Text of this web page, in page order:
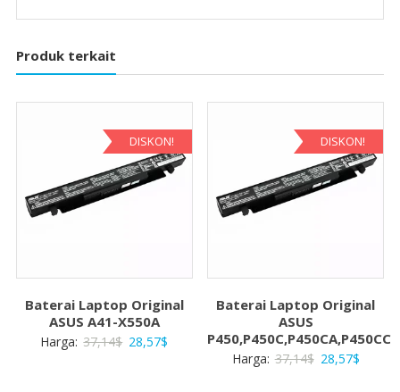
Produk terkait
DISKON!
Baterai Laptop Original
ASUS A41-X550A
Harga: 37,14$ Harga
28,57$
DISKON!
Baterai Laptop Original
ASUS
P450,P450C,P450CA,P450CC
Harga: 37,14$ Harga
28,57$Harga